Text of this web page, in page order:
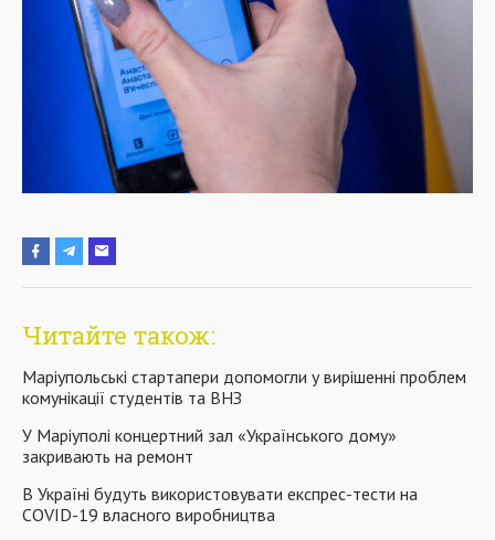
Читайте також:
Маріупольські стартапери допомогли у вирішенні проблем
комунікації студентів та ВНЗ
У Маріуполі концертний зал «Українського дому»
закривають на ремонт
В Україні будуть використовувати експрес-тести на
COVID-19 власного виробництва